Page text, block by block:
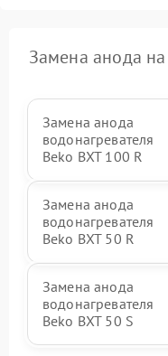
Замена анода на
Замена анода
водонагревателя
Beko BXT 100 R
Замена анода
водонагревателя
Beko BXT 50 R
Замена анода
водонагревателя
Beko BXT 50 S